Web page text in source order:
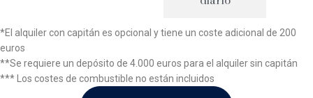
*El alquiler con capitán es opcional y tiene un coste adicional de 200
euros
**Se requiere un depósito de 4.000 euros para el alquiler sin capitán
*** Los costes de combustible no están incluidos